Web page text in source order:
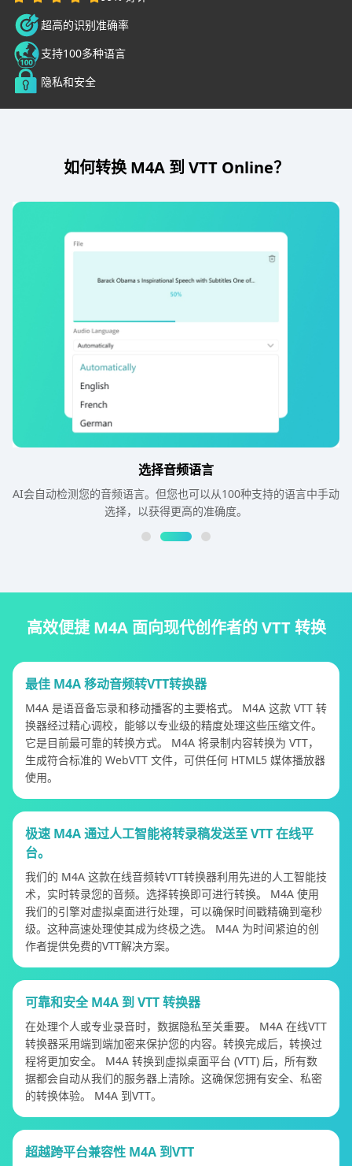
超高的识别准确率
支持100多种语言
隐私和安全
如何转换 M4A 到 VTT Online？
选择音频语言
AI会自动检测您的音频语言。但您也可以从100种支持的语言中手动
选择，以获得更高的准确度。
高效便捷 M4A 面向现代创作者的 VTT 转换
最佳 M4A 移动音频转VTT转换器
M4A 是语音备忘录和移动播客的主要格式。 M4A 这款 VTT 转
换器经过精心调校，能够以专业级的精度处理这些压缩文件。
它是目前最可靠的转换方式。 M4A 将录制内容转换为 VTT，
生成符合标准的 WebVTT 文件，可供任何 HTML5 媒体播放器
使用。
极速 M4A 通过人工智能将转录稿发送至 VTT 在线平
台。
我们的 M4A 这款在线音频转VTT转换器利用先进的人工智能技
术，实时转录您的音频。选择转换即可进行转换。 M4A 使用
我们的引擎对虚拟桌面进行处理，可以确保时间戳精确到毫秒
级。这种高速处理使其成为终极之选。 M4A 为时间紧迫的创
作者提供免费的VTT解决方案。
可靠和安全 M4A 到 VTT 转换器
在处理个人或专业录音时，数据隐私至关重要。 M4A 在线VTT
转换器采用端到端加密来保护您的内容。转换完成后，转换过
程将更加安全。 M4A 转换到虚拟桌面平台 (VTT) 后，所有数
据都会自动从我们的服务器上清除。这确保您拥有安全、私密
的转换体验。 M4A 到VTT。
超越跨平台兼容性 M4A 到VTT